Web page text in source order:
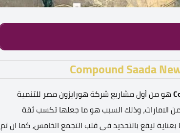
هو من أول مشاريع شركة هورايزون مصر للتنمية
الامارات، وذلك السبب هو ما جعلها تكسب ثقة
ليقع بالتحديد فى قلب التجمع الخامس، كما ان تم